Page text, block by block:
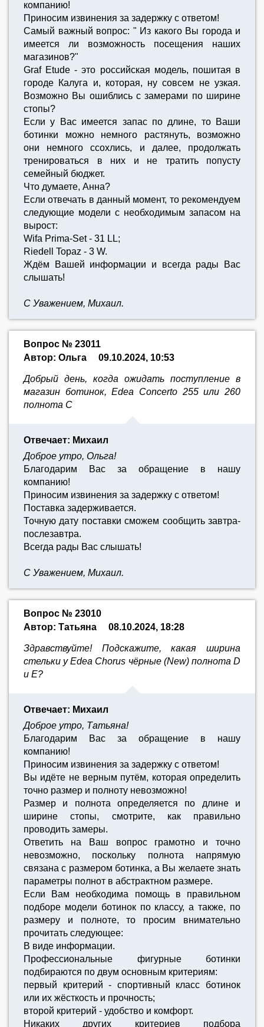
компанию!
Приносим извинения за задержку с ответом!
Самый важный вопрос: " Из какого Вы города и
имеется ли возможность посещения наших
магазинов?"
Graf Etude - это российская модель, пошитая в
городе Калуга и, которая, ну совсем не узкая.
Возможно Вы ошиблись с замерами по ширине
стопы?
Если у Вас имеется запас по длине, то Ваши
ботинки можно немного растянуть, возможно
они немного ссохлись, и далее, продолжать
тренироваться в них и не тратить попусту
семейный бюджет.
Что думаете, Анна?
Если отвечать в данный момент, то рекомендуем
следующие модели с необходимым запасом на
вырост:
Wifa Prima-Set - 31 LL;
Riedell Topaz - 3 W.
Ждём Вашей информации и всегда рады Вас
слышать!
С Уважением, Михаил.
Вопрос № 23011
Автор: Ольга
09.10.2024, 10:53
Добрый день, когда ожидать поступление в
магазин ботинок, Edea Concerto 255 или 260
полнота C
Отвечает: Михаил
Доброе утро, Ольга!
Благодарим Вас за обращение в нашу
компанию!
Приносим извинения за задержку с ответом!
Поставка задерживается.
Точную дату поставки сможем сообщить завтра-
послезавтра.
Всегда рады Вас слышать!
С Уважением, Михаил.
Вопрос № 23010
Автор: Татьяна
08.10.2024, 18:28
Здравствуйте! Подскажите, какая ширина
стельки у Edea Chorus чёрные (New) полнота D
и E?
Отвечает: Михаил
Доброе утро, Татьяна!
Благодарим Вас за обращение в нашу
компанию!
Приносим извинения за задержку с ответом!
Вы идёте не верным путём, которая определить
точно размер и полноту невозможно!
Размер и полнота определяется по длине и
ширине стопы, смотрите, как правильно
проводить замеры.
Ответить на Ваш вопрос грамотно и точно
невозможно, поскольку полнота напрямую
связана с размером ботинка, а Вы желаете знать
параметры полнот в абстрактном размере.
Если Вам необходима помощь в правильном
подборе модели ботинок по классу, а также, по
размеру и полноте, то просим внимательно
прочитать следующее:
В виде информации.
Профессиональные фигурные ботинки
подбираются по двум основным критериям:
первый критерий - спортивный класс ботинок
или их жёсткость и прочность;
второй критерий - удобство и комфорт.
Никаких других критериев подбора